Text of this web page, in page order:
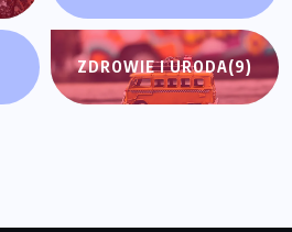
ZDROWIE I URODA(9)